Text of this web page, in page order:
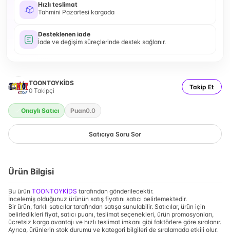
Hızlı teslimat
Tahmini Pazartesi kargoda
Desteklenen iade
İade ve değişim süreçlerinde destek sağlanır.
TOONTOYKİDS
0 Takipçi Takip Et
Onaylı Satıcı Puan0.0
Satıcıya Soru Sor
Ürün Bilgisi
Bu ürün TOONTOYKİDS tarafından gönderilecektir.
İncelemiş olduğunuz ürünün satış fiyatını satıcı belirlemektedir.
Bir ürün, farklı satıcılar tarafından satışa sunulabilir. Satıcılar, ürün için
belirledikleri fiyat, satıcı puanı, teslimat seçenekleri, ürün promosyonları,
ücretsiz kargo avantajı ve hızlı teslimat imkanı gibi faktörlere göre sıralanır.
Ayrıca, ürünlerin stok durumu ve kategori bilgileri de sıralamada etkili olur.